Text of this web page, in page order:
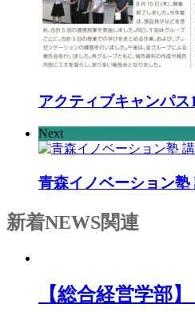
アクティブキャンパス
Next
青森イノベーション
新着NEWS関連
【総合経営学部